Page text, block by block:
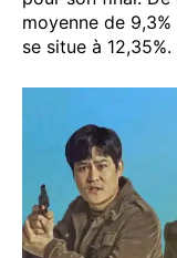
moyenne de
se situe à 12,35%.